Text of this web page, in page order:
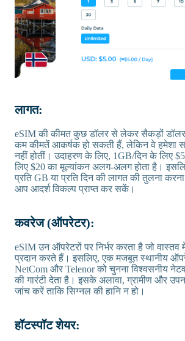
लागत:
eSIM की कीमत कुछ डॉलर से लेकर सैकड़ों
कम कीमतें आकर्षक हो सकती हैं, लेकिन वे हमेशा
नहीं होतीं। उदाहरण के लिए, 1GB/दिन के लिए
लिए $20 का मूल्यांकन अलग-अलग होता है।
प्रति GB या प्रति दिन की लागत की तुलना
आप आदर्श विकल्प प्राप्त कर सकें।
कवरेज (ऑपरेटर):
eSIM उन ऑपरेटरों पर निर्भर करता है जो वास्तव
प्रदान करते हैं। इसलिए, एक मजबूत स्थानीय
NetCom और Telenor को चुनना विश्वसनीय
की गारंटी देता है। इसके अलावा, ग्रामीण और
जांच करें ताकि सिग्नल की हानि न हो।
हॉटस्पॉट शेयर: